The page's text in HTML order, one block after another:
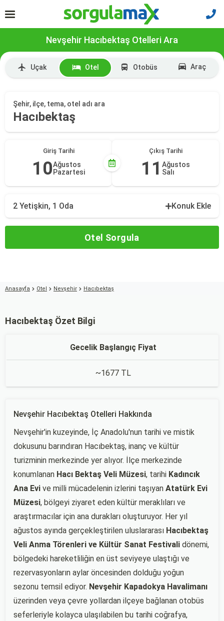
Nevşehir Hacıbektaş Otelleri Ara
Uçak Otel Otobüs Araç
Şehir, ilçe, tema, otel adı ara
Hacıbektaş
Giriş Tarihi
10Ağustos
Pazartesi
Çıkış Tarihi
11 Ağustos
Salı
2 Yetişkin, 1 Oda Konuk Ekle
Otel Sorgula
Anasayfa Otel Nevşehir Hacıbektaş
Hacıbektaş Özet Bilgi
Gecelik Başlangıç Fiyat
~1677 TL
Nevşehir Hacıbektaş Otelleri Hakkında
Nevşehir'in kuzeyinde, İç Anadolu'nun tarihi ve mistik
dokusunu barındıran Hacıbektaş, inanç ve kültür
turizminin merkezinde yer alıyor. İlçe merkezinde
konumlanan Hacı Bektaş Veli Müzesi, tarihi Kadıncık
Ana Evi ve milli mücadelenin izlerini taşıyan Atatürk Evi
Müzesi, bölgeyi ziyaret eden kültür meraklıları ve
araştırmacılar için ana durakları oluşturuyor. Her yıl
ağustos ayında gerçekleştirilen uluslararası Hacıbektaş
Veli Anma Törenleri ve Kültür Sanat Festivali dönemi,
bölgedeki hareketliliğin en üst seviyeye ulaştığı ve
rezervasyonların aylar öncesinden dolduğu yoğun
sezonu temsil ediyor. Nevşehir Kapadokya Havalimanı
üzerinden veya çevre yollardan ilçeye bağlanan otobüs
seferleriyle kolayca ulaşılabilen bu tarihi coğrafya,